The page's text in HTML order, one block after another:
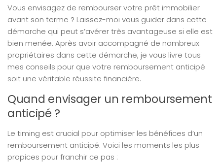
Vous envisagez de rembourser votre prêt immobilier
avant son terme ? Laissez-moi vous guider dans cette
démarche qui peut s’avérer très avantageuse si elle est
bien menée. Après avoir accompagné de nombreux
propriétaires dans cette démarche, je vous livre tous
mes conseils pour que votre remboursement anticipé
soit une véritable réussite financière.
Quand envisager un remboursement
anticipé ?
Le timing est crucial pour optimiser les bénéfices d’un
remboursement anticipé. Voici les moments les plus
propices pour franchir ce pas :